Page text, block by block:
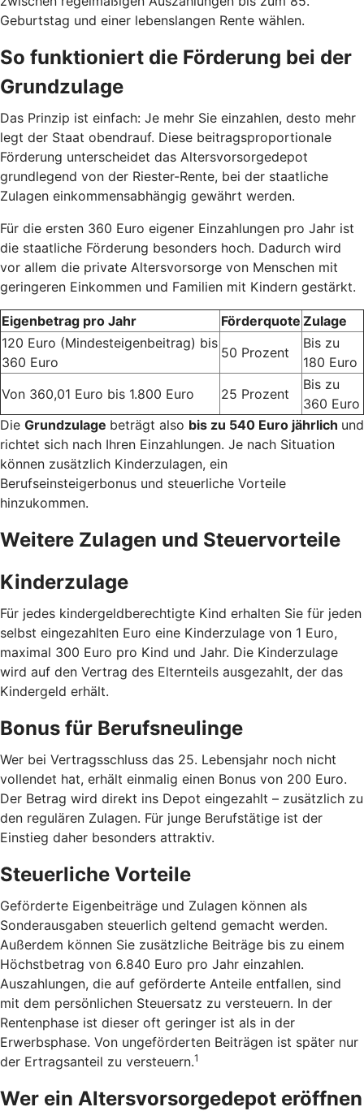
Geburtstag und einer lebenslangen Rente wählen.
So funktioniert die Förderung bei der
Grundzulage
Das Prinzip ist einfach: Je mehr Sie einzahlen, desto mehr
legt der Staat obendrauf. Diese beitragsproportionale
Förderung unterscheidet das Altersvorsorgedepot
grundlegend von der Riester-Rente, bei der staatliche
Zulagen einkommensabhängig gewährt werden.
Für die ersten 360 Euro eigener Einzahlungen pro Jahr ist
die staatliche Förderung besonders hoch. Dadurch wird
vor allem die private Altersvorsorge von Menschen mit
geringeren Einkommen und Familien mit Kindern gestärkt.
Eigenbetrag pro Jahr Förderquote Zulage
120 Euro (Mindesteigenbeitrag) bis
360 Euro
50 Prozent
Bis zu
180 Euro
Von 360,01 Euro bis 1.800 Euro
25 Prozent
Bis zu
360 Euro
Die Grundzulage beträgt also bis zu 540 Euro jährlich und
richtet sich nach Ihren Einzahlungen. Je nach Situation
können zusätzlich Kinderzulagen, ein
Berufseinsteigerbonus und steuerliche Vorteile
hinzukommen.
Weitere Zulagen und Steuervorteile
Kinderzulage
Für jedes kindergeldberechtigte Kind erhalten Sie für jeden
selbst eingezahlten Euro eine Kinderzulage von 1 Euro,
maximal 300 Euro pro Kind und Jahr. Die Kinderzulage
wird auf den Vertrag des Elternteils ausgezahlt, der das
Kindergeld erhält.
Bonus für Berufsneulinge
Wer bei Vertragsschluss das 25. Lebensjahr noch nicht
vollendet hat, erhält einmalig einen Bonus von 200 Euro.
Der Betrag wird direkt ins Depot eingezahlt – zusätzlich zu
den regulären Zulagen. Für junge Berufstätige ist der
Einstieg daher besonders attraktiv.
Steuerliche Vorteile
Geförderte Eigenbeiträge und Zulagen können als
Sonderausgaben steuerlich geltend gemacht werden.
Außerdem können Sie zusätzliche Beiträge bis zu einem
Höchstbetrag von 6.840 Euro pro Jahr einzahlen.
Auszahlungen, die auf geförderte Anteile entfallen, sind
mit dem persönlichen Steuersatz zu versteuern. In der
Rentenphase ist dieser oft geringer ist als in der
Erwerbsphase. Von ungeförderten Beiträgen ist später nur
der Ertragsanteil zu versteuern.1
Wer ein Altersvorsorgedepot eröffnen